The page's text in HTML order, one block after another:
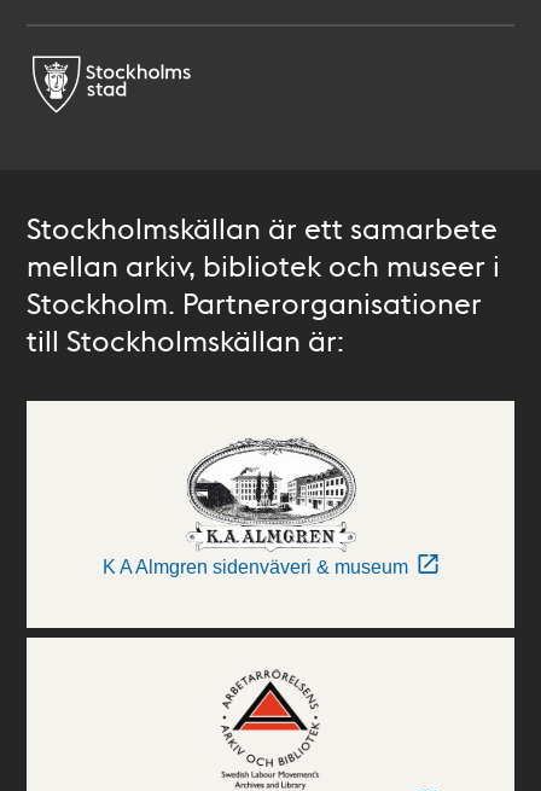
Stockholmskällan är ett samarbete
mellan arkiv, bibliotek och museer i
Stockholm. Partnerorganisationer
till Stockholmskällan är:
K A Almgren sidenväveri & museum